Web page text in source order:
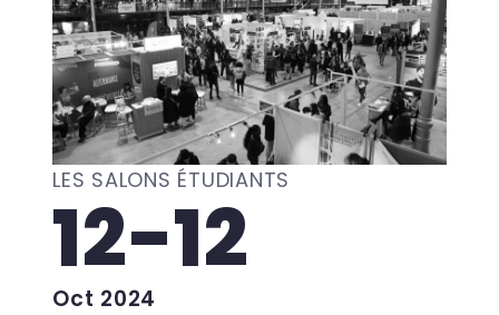
LES SALONS ÉTUDIANTS
12-12
Oct 2024